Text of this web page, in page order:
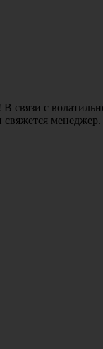
связи с
свяжется менеджер.